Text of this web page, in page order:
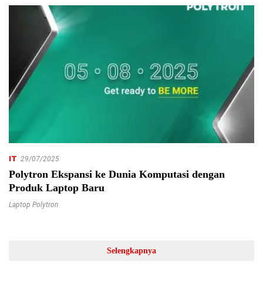
IT 29/07/2025
Polytron Ekspansi ke Dunia Komputasi dengan
Produk Laptop Baru
Laptop Polytron
Selengkapnya